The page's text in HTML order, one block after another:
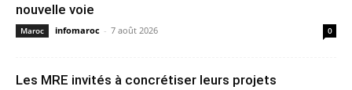
nouvelle voie
Maroc infomaroc - 7 août 2026 0
Les MRE invités à concrétiser leurs projets